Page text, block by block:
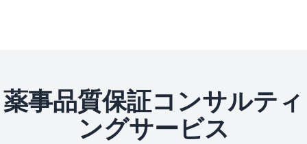
薬事品質保証コンサルティ
ングサービス